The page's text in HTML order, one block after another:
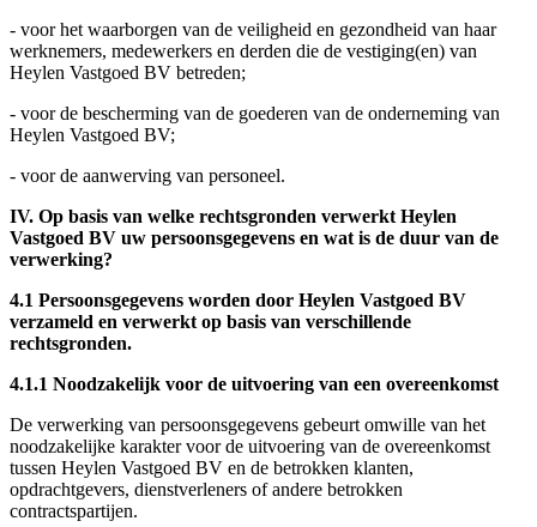
- voor het waarborgen van de veiligheid en gezondheid van haar
werknemers, medewerkers en derden die de vestiging(en) van
Heylen Vastgoed BV betreden;
- voor de bescherming van de goederen van de onderneming van
Heylen Vastgoed BV;
- voor de aanwerving van personeel.
IV. Op basis van welke rechtsgronden verwerkt Heylen
Vastgoed BV uw persoonsgegevens en wat is de duur van de
verwerking?
4.1 Persoonsgegevens worden door Heylen Vastgoed BV
verzameld en verwerkt op basis van verschillende
rechtsgronden.
4.1.1 Noodzakelijk voor de uitvoering van een overeenkomst
De verwerking van persoonsgegevens gebeurt omwille van het
noodzakelijke karakter voor de uitvoering van de overeenkomst
tussen Heylen Vastgoed BV en de betrokken klanten,
opdrachtgevers, dienstverleners of andere betrokken
contractspartijen.